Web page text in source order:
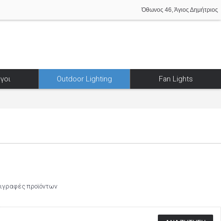
Όθωνος 46, Άγιος Δημήτριος
Outdoor Lighting Fan Lights
προϊόντων